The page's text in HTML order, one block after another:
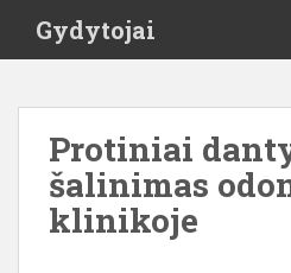
i
Gydytojai
Protiniai
šalinimas
klinikoje